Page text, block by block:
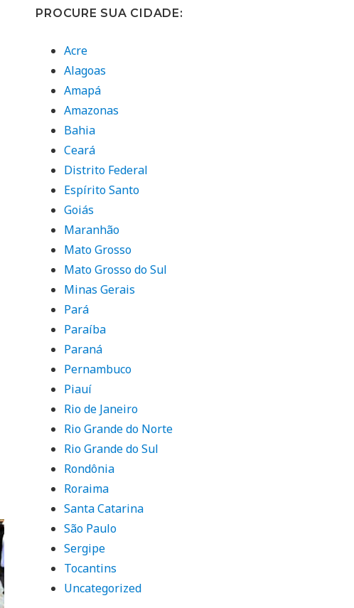
PROCURE SUA CIDADE:
Acre
Alagoas
Amapá
Amazonas
Bahia
Ceará
Distrito Federal
Espírito Santo
Goiás
Maranhão
Mato Grosso
Mato Grosso do Sul
Minas Gerais
Pará
Paraíba
Paraná
Pernambuco
Piauí
Rio de Janeiro
Rio Grande do Norte
Rio Grande do Sul
Rondônia
Roraima
Santa Catarina
São Paulo
Sergipe
Tocantins
Uncategorized